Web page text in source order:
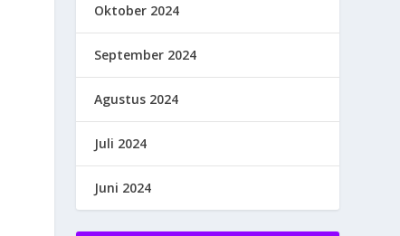
Oktober 2024
September 2024
Agustus 2024
Juli 2024
Juni 2024